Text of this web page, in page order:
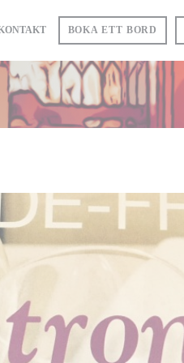
BOKA ETT BORD